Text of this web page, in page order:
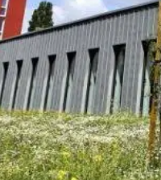
S'y rendre
un accompagnement
du spectre autistique (TSA).